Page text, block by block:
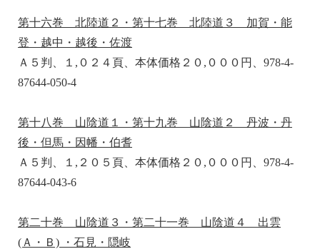
第十六巻 北陸道２・第十七巻 北陸道３ 加賀・能
登・越中・越後・佐渡
Ａ５判、１,０２４頁、本体価格２０,０００円、978-4-
87644-050-4
第十八巻 山陰道１・第十九巻 山陰道２ 丹波・丹
後・但馬・因幡・伯耆
Ａ５判、１,２０５頁、本体価格２０,０００円、978-4-
87644-043-6
第二十巻 山陰道３・第二十一巻 山陰道４ 出雲
(Ａ・Ｂ) ・石見・隠岐